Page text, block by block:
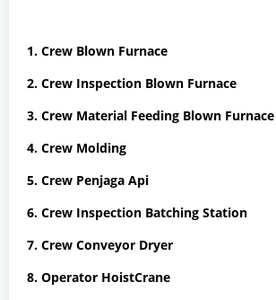
1. Crew Blown Furnace
2. Crew Inspection Blown Furnace
3. Crew Material Feeding Blown Furnace
4. Crew Molding
5. Crew Penjaga Api
6. Crew Inspection Batching Station
7. Crew Conveyor Dryer
8. Operator HoistCrane